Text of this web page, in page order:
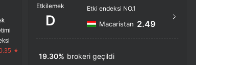
Etkilemek
D
Etki endeksi NO.1
Macaristan 2.49
19.30% brokeri geçildi